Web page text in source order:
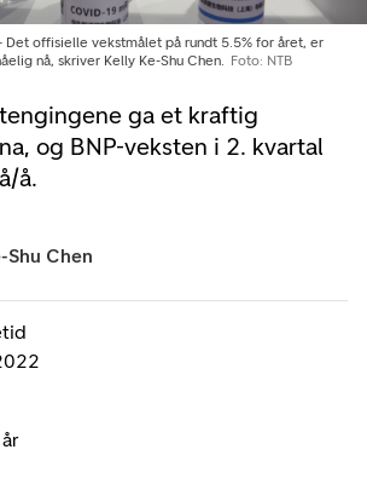
ga et kraftig
og BNP-veksten i 2. kvartal
å.
- Det offisielle vekstmålet på rundt 5.5% for året, er
nå, skriver Kelly Ke-Shu Chen.
Foto: NTB
Shu Chen